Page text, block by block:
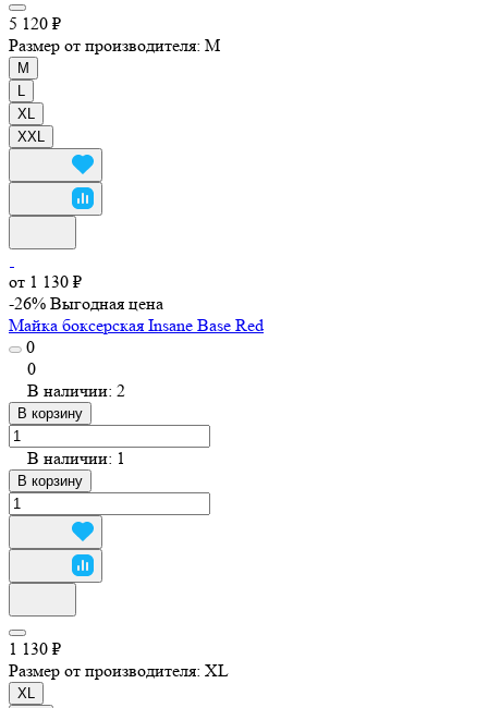
5 120 ₽
Размер от производителя: M
M
XL
XXL
от 1 130 ₽
-26% Выгодная цена
Майка боксерская Insane Base Red
0
0
В наличии: 2
В корзину
В наличии: 1
В корзину
1 130 ₽
Размер от производителя: XL
XL